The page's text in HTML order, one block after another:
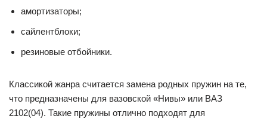
амортизаторы;
сайлентблоки;
резиновые отбойники.
Классикой жанра считается замена родных пружин на те,
что предназначены для вазовской «Нивы» или ВАЗ
2102(04). Такие пружины отлично подходят для